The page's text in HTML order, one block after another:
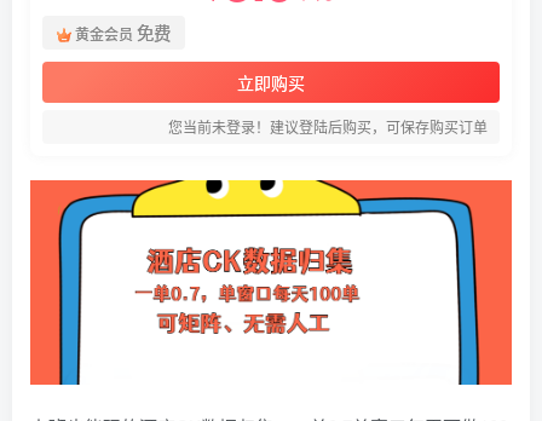
黄金会员 免费
立即购买
您当前未登录！建议登陆后购买，可保存购买订单